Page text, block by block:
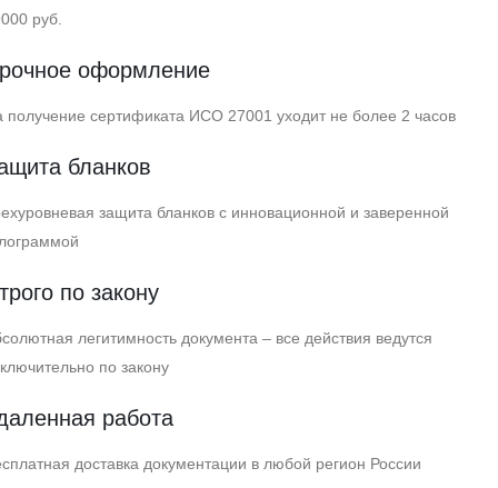
руб.
оформление
получение сертификата ИСО 27001 уходит не более 2 часов
бланков
защита бланков с инновационной и заверенной
по закону
легитимность документа – все действия ведутся
по закону
работа
доставка документации в любой регион России